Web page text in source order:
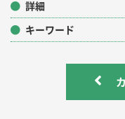
詳細
キーワード